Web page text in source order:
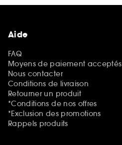
Aide
FAQ
Moyens de paiement acceptés
Nous contacter
Conditions de livraison
Retourner un produit
*Conditions de nos offres
*Exclusion des promotions
Rappels produits